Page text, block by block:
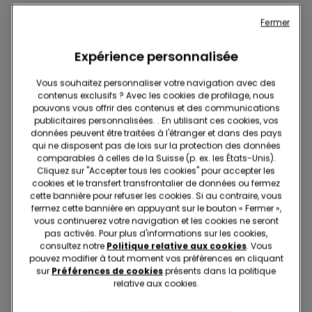
Les articles suivants pourraient vous plaire
Microfibre recyclée
-35%
-23%
Expérience personnalisée
Vous souhaitez personnaliser votre navigation avec des
contenus exclusifs ? Avec les cookies de profilage, nous
pouvons vous offrir des contenus et des communications
publicitaires personnalisées. . En utilisant ces cookies, vos
données peuvent être traitées à l'étranger et dans des pays
qui ne disposent pas de lois sur la protection des données
comparables à celles de la Suisse (p. ex. les États-Unis).
Cliquez sur "Accepter tous les cookies" pour accepter les
cookies et le transfert transfrontalier de données ou fermez
cette bannière pour refuser les cookies. Si au contraire, vous
fermez cette bannière en appuyant sur le bouton « Fermer »,
vous continuerez votre navigation et les cookies ne seront
pas activés. Pour plus d'informations sur les cookies,
consultez notre Politique relative aux cookies. Vous
pouvez modifier à tout moment vos préférences en cliquant
sur Préférences de cookiesprésents dans la politique
relative aux cookies.
Fermer